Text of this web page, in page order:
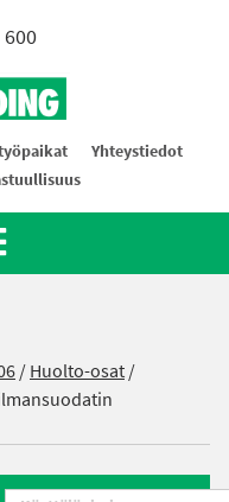
Yhteystiedot
/Huolto-osat/